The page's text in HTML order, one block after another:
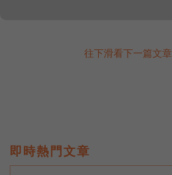
往下滑看下一篇文章
即時熱門文章